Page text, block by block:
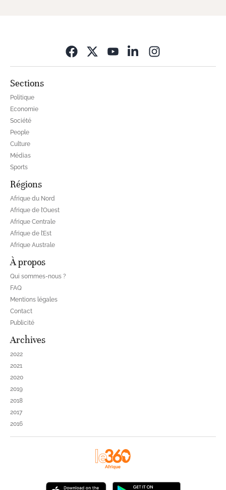
Sections
Politique
Economie
Société
People
Culture
Médias
Sports
Régions
Afrique du Nord
Afrique de l’Ouest
Afrique Centrale
Afrique de l’Est
Afrique Australe
À propos
Qui sommes-nous ?
FAQ
Mentions légales
Contact
Publicité
Archives
2022
2021
2020
2019
2018
2017
2016